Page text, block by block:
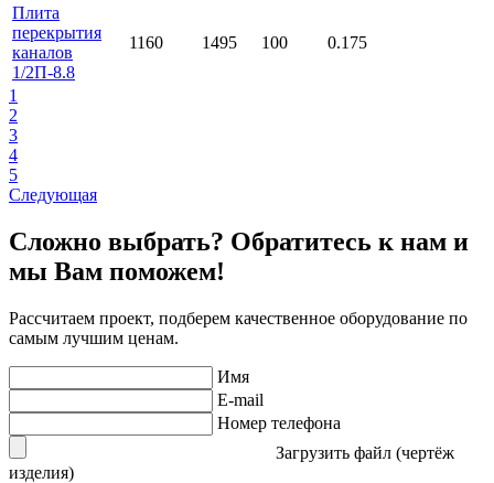
Плита
перекрытия
каналов
1/2П-8.8
1160 1495 100 0.175
1
2
3
4
5
Следующая
Сложно выбрать? Обратитесь к нам и
мы Вам поможем!
Рассчитаем проект, подберем качественное оборудование по
самым лучшим ценам.
Имя
E-mail
Номер телефона
Загрузить файл (чертёж
изделия)